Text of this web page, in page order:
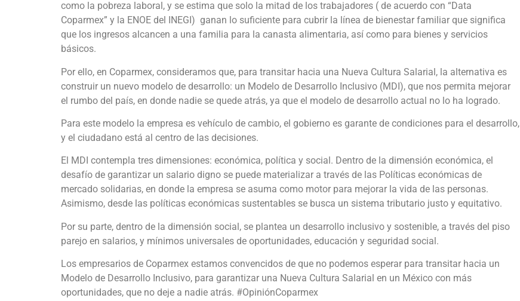
como la pobreza laboral, y se estima que solo la mitad de los trabajadores ( de acuerdo con “Data
Coparmex” y la ENOE del INEGI) ganan lo suficiente para cubrir la línea de bienestar familiar que significa
que los ingresos alcancen a una familia para la canasta alimentaria, así como para bienes y servicios
básicos.
Por ello, en Coparmex, consideramos que, para transitar hacia una Nueva Cultura Salarial, la alternativa es
construir un nuevo modelo de desarrollo: un Modelo de Desarrollo Inclusivo (MDI), que nos permita mejorar
el rumbo del país, en donde nadie se quede atrás, ya que el modelo de desarrollo actual no lo ha logrado.
Para este modelo la empresa es vehículo de cambio, el gobierno es garante de condiciones para el desarrollo,
y el ciudadano está al centro de las decisiones.
El MDI contempla tres dimensiones: económica, política y social. Dentro de la dimensión económica, el
desafío de garantizar un salario digno se puede materializar a través de las Políticas económicas de
mercado solidarias, en donde la empresa se asuma como motor para mejorar la vida de las personas.
Asimismo, desde las políticas económicas sustentables se busca un sistema tributario justo y equitativo.
Por su parte, dentro de la dimensión social, se plantea un desarrollo inclusivo y sostenible, a través del piso
parejo en salarios, y mínimos universales de oportunidades, educación y seguridad social.
Los empresarios de Coparmex estamos convencidos de que no podemos esperar para transitar hacia un
Modelo de Desarrollo Inclusivo, para garantizar una Nueva Cultura Salarial en un México con más
oportunidades, que no deje a nadie atrás. #OpiniónCoparmex